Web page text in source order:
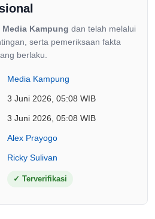
Media Kampung dan telah melalui
serta pemeriksaan fakta
berlaku.
Media Kampung
3 Juni 2026, 05:08 WIB
3 Juni 2026, 05:08 WIB
Alex Prayogo
Ricky Sulivan
✓ Terverifikasi